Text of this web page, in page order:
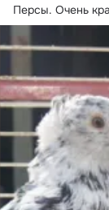
Персы. Очень